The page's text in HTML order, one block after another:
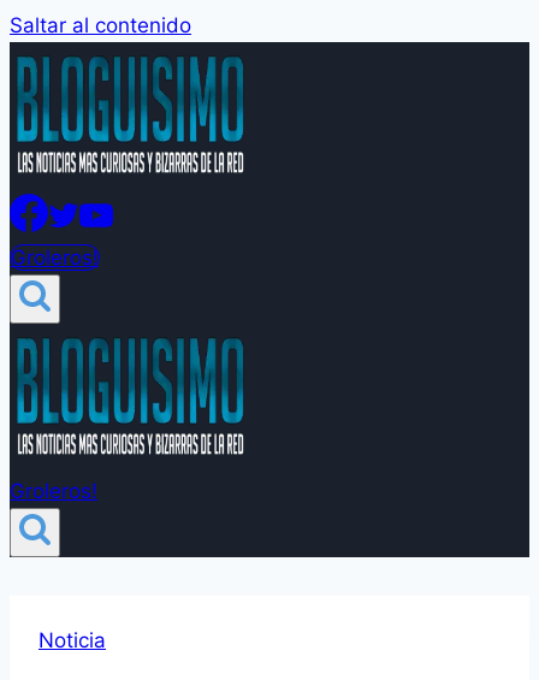
Saltar al contenido
Groleros!
Groleros!
Noticia